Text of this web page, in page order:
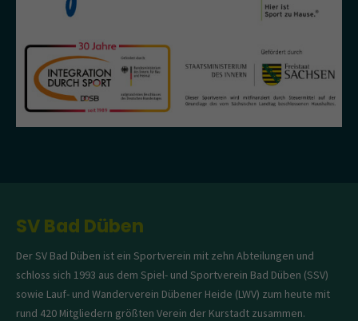
SV Bad Düben
Der SV Bad Düben ist ein Sportverein mit zehn Abteilungen und
schloss sich 1993 aus dem Spiel- und Sportverein Bad Düben (SSV)
sowie Lauf- und Wanderverein Dübener Heide (LWV) zum heute mit
rund 420 Mitgliedern größten Verein der Kurstadt zusammen.